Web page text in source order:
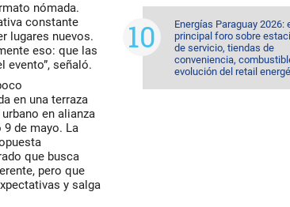
nómada.
constante
lugares nuevos.
eso: que las
evento”, señaló.
en una terraza
en alianza
de mayo. La
que busca
pero que
y salga
Energías Paraguay 2026:
principal foro sobre
de servicio, tiendas de
conveniencia,
evolución del retail